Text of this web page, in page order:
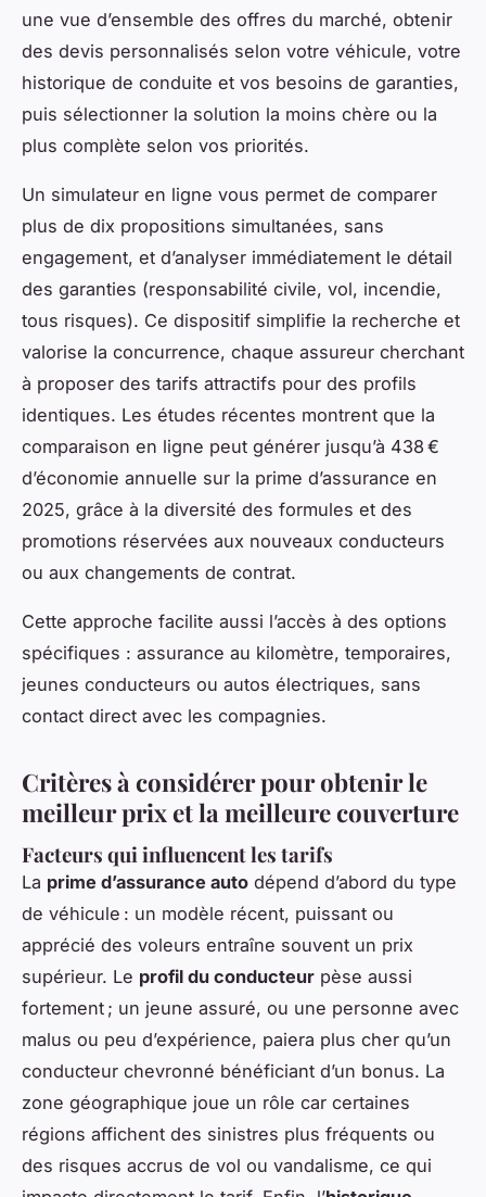
une vue d’ensemble des offres du marché, obtenir
des devis personnalisés selon votre véhicule, votre
historique de conduite et vos besoins de garanties,
puis sélectionner la solution la moins chère ou la
plus complète selon vos priorités.
Un simulateur en ligne vous permet de comparer
plus de dix propositions simultanées, sans
engagement, et d’analyser immédiatement le détail
des garanties (responsabilité civile, vol, incendie,
tous risques). Ce dispositif simplifie la recherche et
valorise la concurrence, chaque assureur cherchant
à proposer des tarifs attractifs pour des profils
identiques. Les études récentes montrent que la
comparaison en ligne peut générer jusqu’à 438 €
d’économie annuelle sur la prime d’assurance en
2025, grâce à la diversité des formules et des
promotions réservées aux nouveaux conducteurs
ou aux changements de contrat.
Cette approche facilite aussi l’accès à des options
spécifiques : assurance au kilomètre, temporaires,
jeunes conducteurs ou autos électriques, sans
contact direct avec les compagnies.
Critères à considérer pour obtenir le
meilleur prix et la meilleure couverture
Facteurs qui influencent les tarifs
La prime d’assurance auto dépend d’abord du type
de véhicule : un modèle récent, puissant ou
apprécié des voleurs entraîne souvent un prix
supérieur. Le profil du conducteur pèse aussi
fortement ; un jeune assuré, ou une personne avec
malus ou peu d’expérience, paiera plus cher qu’un
conducteur chevronné bénéficiant d’un bonus. La
zone géographique joue un rôle car certaines
régions affichent des sinistres plus fréquents ou
des risques accrus de vol ou vandalisme, ce qui